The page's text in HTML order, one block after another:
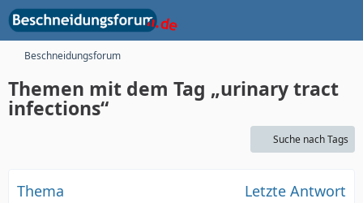
Beschneidungsforum
Themen mit dem Tag „urinary tract
infections“
Suche nach Tags
Thema Letzte Antwort